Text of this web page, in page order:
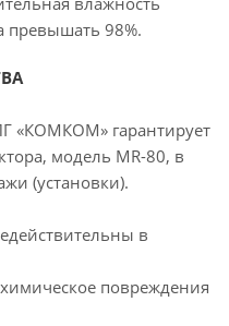
98%.
«КОМКОМ» гарантирует
модель MR-80, в
(установки).
в
повреждения